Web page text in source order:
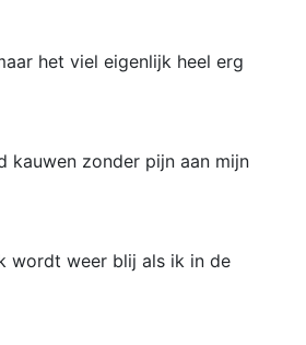
het viel eigenlijk heel erg
kauwen zonder pijn aan mijn
wordt weer blij als ik in de